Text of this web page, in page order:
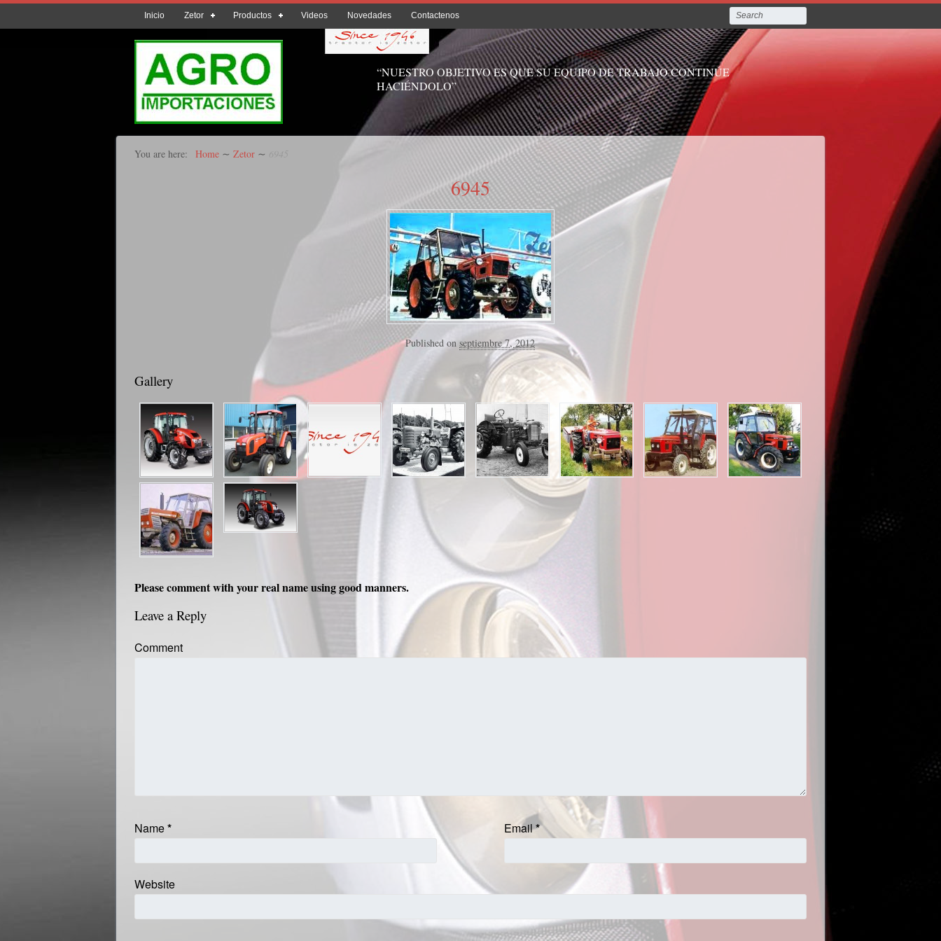
Inicio Zetor Productos Videos Novedades Contactenos
“NUESTRO OBJETIVO ES QUE SU EQUIPO DE TRABAJO CONTINÚE
HACIÉNDOLO”
You are here: Home ∼ Zetor ∼
6945
Published onseptiembre 7, 2012
Gallery
Please comment with your real name using good manners.
Leave a Reply
Comment
Name* Email*
Website